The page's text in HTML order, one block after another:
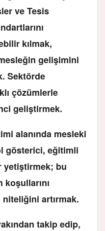
ve Tesis
kılmak,
gelişimini
Sektörde
çözümlerle
geliştirmek.
alanında mesleki
gösterici, eğitimli
yetiştirmek; bu
niteliğini artırmak.
takip edip,